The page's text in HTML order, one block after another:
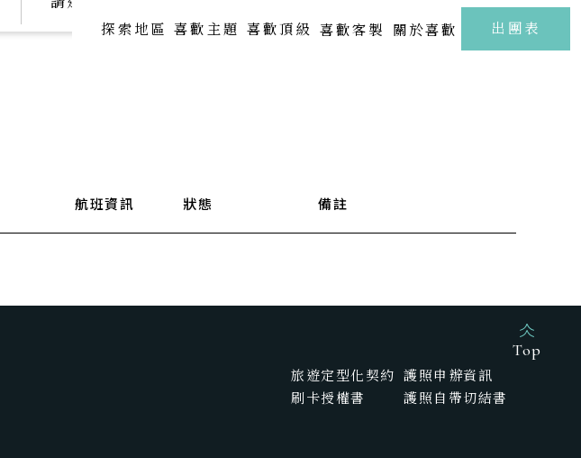
探索地區
喜歡日本
中部 | 北陸・新潟・長野
東部 | 花蓮 · 台東
喜歡主題
喜歡主題
新春海街漫旅．古都鎌倉江之浦5日
SAGA
喜歡頂級
喜歡頂級
樂聲飛揚駿河灣．靜岡溫泉雅宿6日
HOKKAIDO
喜歡客製 關於喜歡 出團表
航班資訊 狀態 備註
旅遊定型化契約 護照申辦資訊
刷卡授權書
護照自帶切結書
Top